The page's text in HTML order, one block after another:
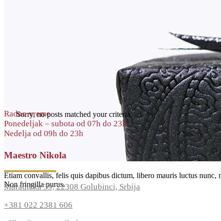
Etiam convallis, felis quis dapibus dictum, libero mauris luctus
Non fringilla purus.
Sorry, no posts matched your criteria.
Radno vreme
Ponedeljak – subota od 07h do 23h
Nedelja od 09h do 23h
Maestro Nikola
Maradička 39, 22308 Golubinci, Srbija
+381 022 2381 606